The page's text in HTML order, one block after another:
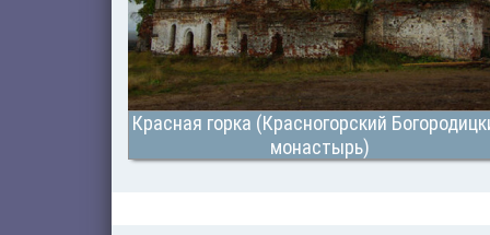
Красная горка (Красногорский
монастырь)